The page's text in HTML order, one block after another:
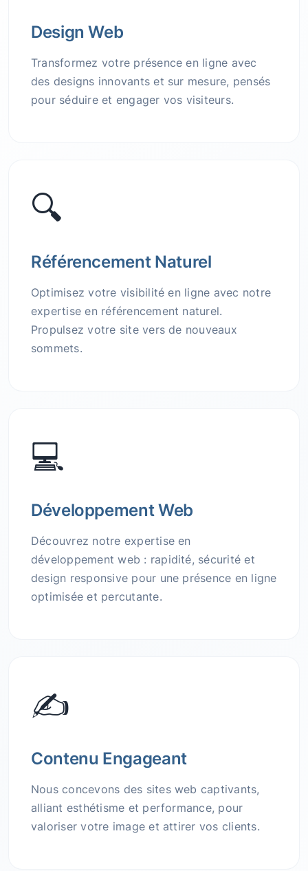
Design Web
Transformez votre présence en ligne avec
des designs innovants et sur mesure, pensés
pour séduire et engager vos visiteurs.
🔍
Référencement Naturel
Optimisez votre visibilité en ligne avec notre
expertise en référencement naturel.
Propulsez votre site vers de nouveaux
sommets.
💻
Développement Web
Découvrez notre expertise en
développement web : rapidité, sécurité et
design responsive pour une présence en ligne
optimisée et percutante.
✍️
Contenu Engageant
Nous concevons des sites web captivants,
alliant esthétisme et performance, pour
valoriser votre image et attirer vos clients.